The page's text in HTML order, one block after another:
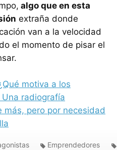
algo que en esta
extraña donde
van a la velocidad
el momento de pisar el
motiva a los
radiografía
más, pero por necesidad
Emprendedores